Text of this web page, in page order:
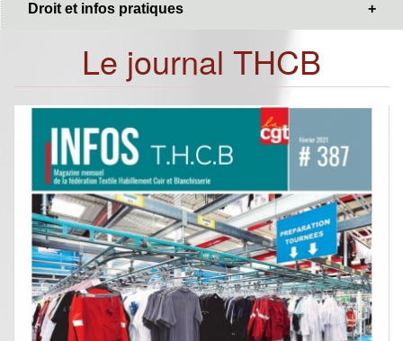
Droit et infos pratiques
Le journal THCB